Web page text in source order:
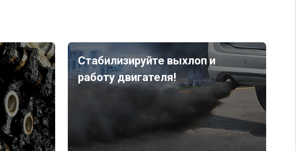
Стабилизируйте выхлоп и
работу двигателя!